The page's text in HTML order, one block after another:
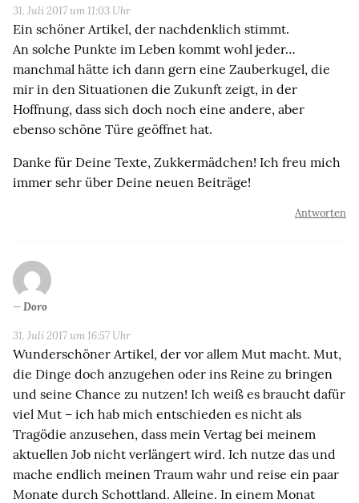
31. Juli 2017 um 11:03 Uhr
Ein schöner Artikel, der nachdenklich stimmt.
An solche Punkte im Leben kommt wohl jeder…
manchmal hätte ich dann gern eine Zauberkugel, die
mir in den Situationen die Zukunft zeigt, in der
Hoffnung, dass sich doch noch eine andere, aber
ebenso schöne Türe geöffnet hat.
Danke für Deine Texte, Zukkermädchen! Ich freu mich
immer sehr über Deine neuen Beiträge!
Antworten
Doro
31. Juli 2017 um 16:57 Uhr
Wunderschöner Artikel, der vor allem Mut macht. Mut,
die Dinge doch anzugehen oder ins Reine zu bringen
und seine Chance zu nutzen! Ich weiß es braucht dafür
viel Mut – ich hab mich entschieden es nicht als
Tragödie anzusehen, dass mein Vertag bei meinem
aktuellen Job nicht verlängert wird. Ich nutze das und
mache endlich meinen Traum wahr und reise ein paar
Monate durch Schottland. Alleine. In einem Monat